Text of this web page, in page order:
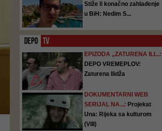
Stiže li konačno zahlađenje
u BiH: Nedim S...
DEPO TV
EPIZODA „ZATURENA ILI...:
DEPO VREMEPLOV:
Zaturena Ilidža
DOKUMENTARNI WEB
SERIJAL NA...: Projekat
Una: Rijeka sa kulturom
(VIII)